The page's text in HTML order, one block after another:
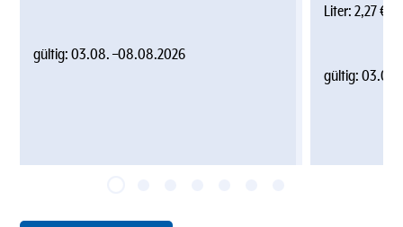
gültig: 03.08. –08.08.2026
Liter: 2,27 €
gültig:03.08.